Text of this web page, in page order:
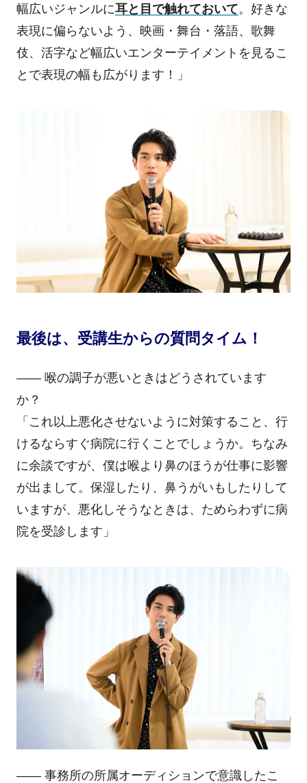
幅広いジャンルに耳と目で触れておいて。好きな
表現に偏らないよう、映画・舞台・落語、歌舞
伎、活字など幅広いエンターテイメントを見るこ
とで表現の幅も広がります！」
最後は、受講生からの質問タイム！
―― 喉の調子が悪いときはどうされています
か？
「これ以上悪化させないように対策すること、行
けるならすぐ病院に行くことでしょうか。ちなみ
に余談ですが、僕は喉より鼻のほうが仕事に影響
が出まして。保湿したり、鼻うがいもしたりして
いますが、悪化しそうなときは、ためらわずに病
院を受診します」
―― 事務所の所属オーディションで意識したこ